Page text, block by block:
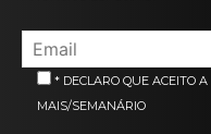
* DECLARO QUE ACEITO A
MAIS/SEMANÁRIO